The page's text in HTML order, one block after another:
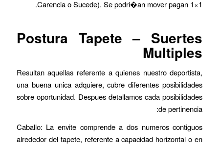
Carencia o Sucede). Se podri�an mover pagan 1×1.
Postura Tapete – Suertes
Multiples
Resultan aquellas referente a quienes nuestro deportista,
una buena unica adquiere, cubre diferentes posibilidades
sobre oportunidad. Despues detallamos cada posibilidades
de pertinencia:
Caballo: La envite comprende a dos numeros contiguos
alrededor del tapete, referente a capacidad horizontal o en